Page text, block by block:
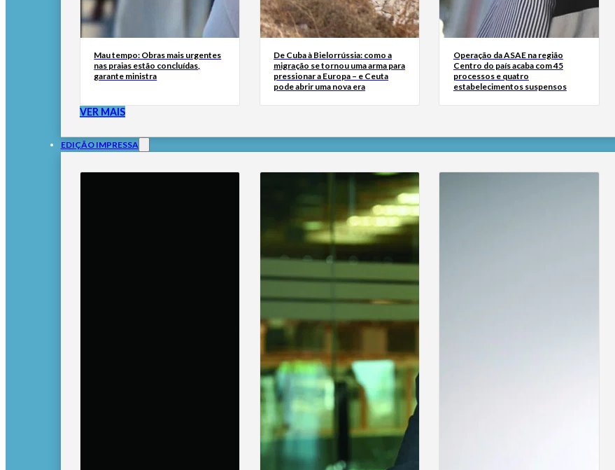
Mau tempo: Obras mais urgentes
nas praias estão concluídas,
garante ministra
De Cuba à Bielorrússia: como a
migração se tornou uma arma para
pressionar a Europa – e Ceuta
pode abrir uma nova era
Operação da ASAE na região
Centro do país acaba com 45
processos e quatro
estabelecimentos suspensos
VER MAIS
EDIÇÃO IMPRESSA